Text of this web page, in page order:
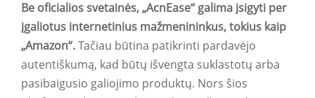
Be oficialios svetainės, „AcnEase“ galima įsigyti per
įgaliotus internetinius mažmenininkus, tokius kaip
„Amazon“.Tačiau būtina patikrinti pardavėjo
autentiškumą, kad būtų išvengta suklastotų arba
pasibaigusio galiojimo produktų. Nors šios